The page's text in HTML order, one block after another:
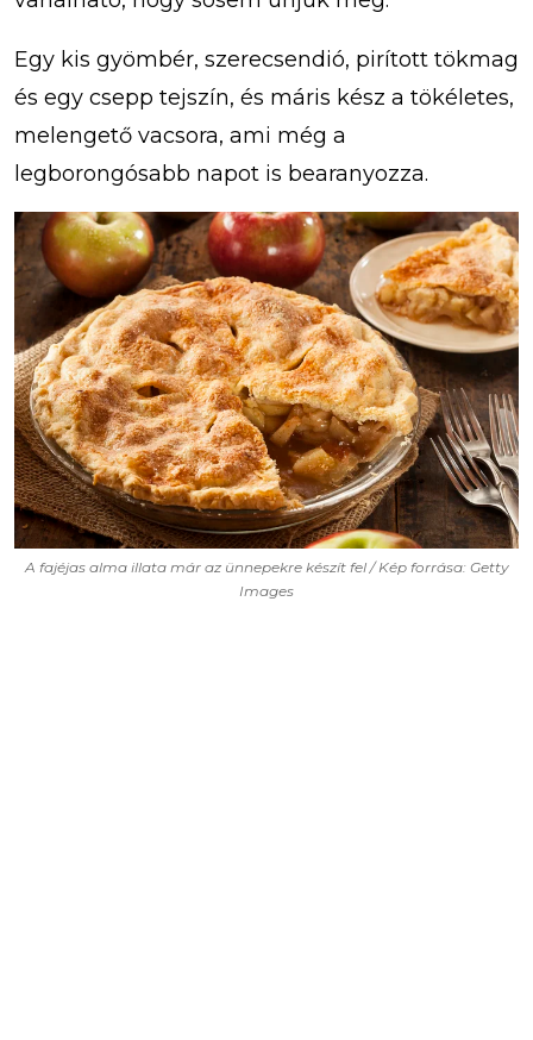
Egy kis gyömbér, szerecsendió, pirított tökmag
és egy csepp tejszín, és máris kész a tökéletes,
melengető vacsora, ami még a
legborongósabb napot is bearanyozza.
A fajéjas alma illata már az ünnepekre készít fel / Kép forrása: Getty
Images